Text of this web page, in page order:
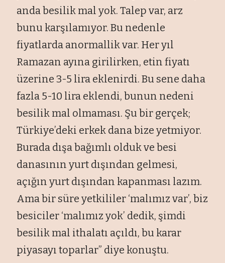
anda besilik mal yok. Talep var, arz
bunu karşılamıyor. Bu nedenle
fiyatlarda anormallik var. Her yıl
Ramazan ayına girilirken, etin fiyatı
üzerine 3-5 lira eklenirdi. Bu sene daha
fazla 5-10 lira eklendi, bunun nedeni
besilik mal olmaması. Şu bir gerçek;
Türkiye’deki erkek dana bize yetmiyor.
Burada dışa bağımlı olduk ve besi
danasının yurt dışından gelmesi,
açığın yurt dışından kapanması lazım.
Ama bir süre yetkililer ‘malımız var’, biz
besiciler ‘malımız yok’ dedik, şimdi
besilik mal ithalatı açıldı, bu karar
piyasayı toparlar” diye konuştu.